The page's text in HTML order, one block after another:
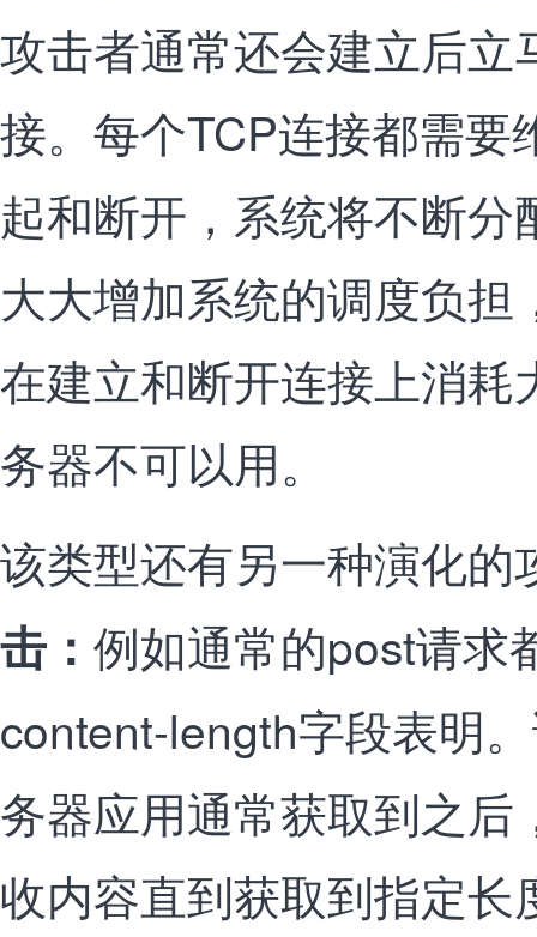
攻击者通常还会建立后立
接。每个TCP连接都需要
起和断开，系统将不断
大大增加系统的调度负
在建立和断开连接上消耗
务器不可以用。
该类型还有另一种演化的
击： 例如通常的post请求
content-length字段表明
务器应用通常获取到之
收内容直到获取到指定